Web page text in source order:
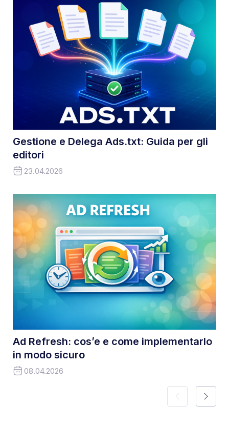
Gestione e Delega Ads.txt: Guida per gli
editori
23.04.2026
Ad Refresh: cos’e e come implementarlo
in modo sicuro
08.04.2026